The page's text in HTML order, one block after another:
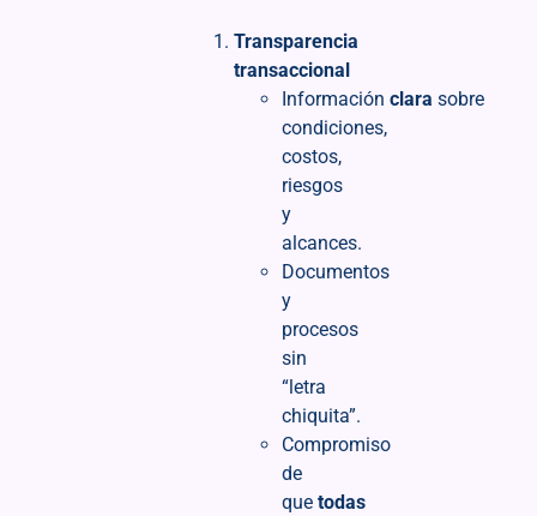
Transparencia
transaccional
Información clara sobre
condiciones,
costos,
riesgos
y
alcances.
Documentos
y
procesos
sin
“letra
chiquita”.
Compromiso
de
que todas